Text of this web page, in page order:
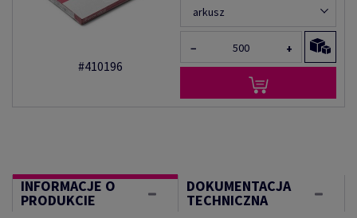
#410196
arkusz
− +
INFORMACJE O
PRODUKCIE
DOKUMENTACJA
TECHNICZNA